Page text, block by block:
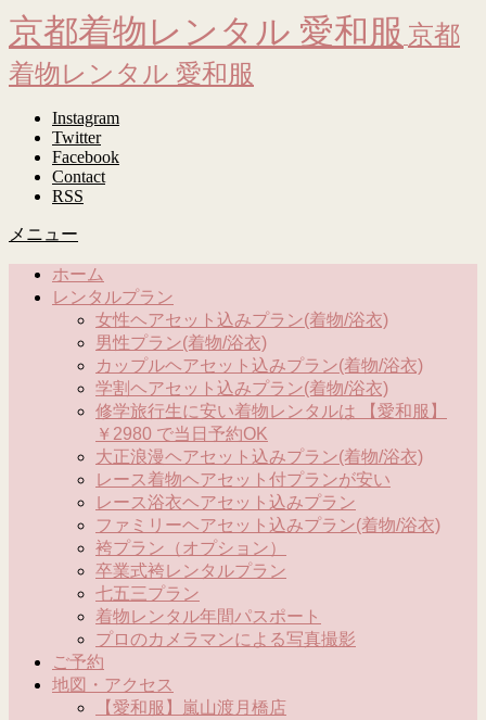
京都着物レンタル 愛和服 京都
着物レンタル 愛和服
Instagram
Twitter
Facebook
Contact
RSS
メニュー
ホーム
レンタルプラン
女性ヘアセット込みプラン(着物/浴衣)
男性プラン(着物/浴衣)
カップルヘアセット込みプラン(着物/浴衣)
学割ヘアセット込みプラン(着物/浴衣)
修学旅行生に安い着物レンタルは 【愛和服】
￥2980 で当日予約OK
大正浪漫ヘアセット込みプラン(着物/浴衣)
レース着物ヘアセット付プランが安い
レース浴衣ヘアセット込みプラン
ファミリーヘアセット込みプラン(着物/浴衣)
袴プラン（オプション）
卒業式袴レンタルプラン
七五三プラン
着物レンタル年間パスポート
プロのカメラマンによる写真撮影
ご予約
地図・アクセス
【愛和服】嵐山渡月橋店